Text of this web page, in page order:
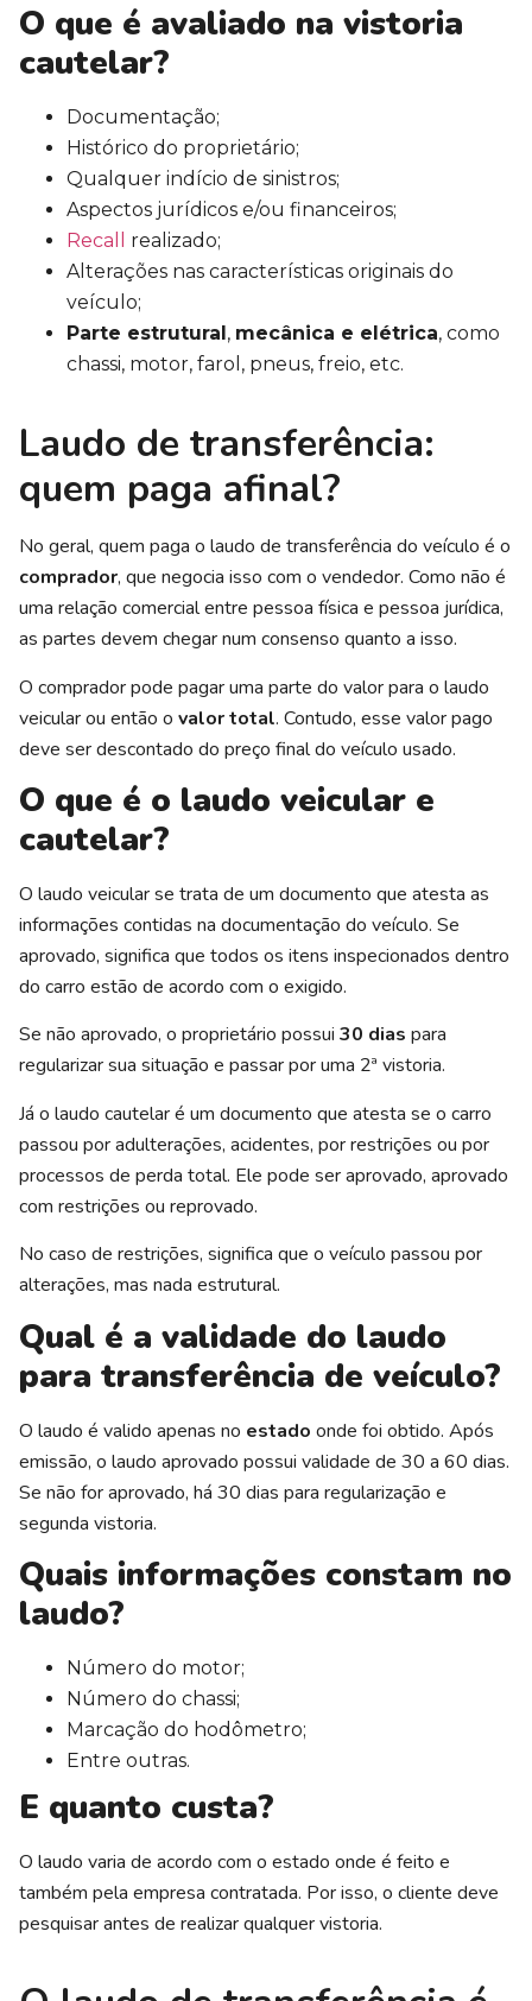
O que é avaliado na vistoria
cautelar?
Documentação;
Histórico do proprietário;
Qualquer indício de sinistros;
Aspectos jurídicos e/ou financeiros;
Recall
realizado;
Alterações nas características originais do
veículo;
Parte estrutural , mecânica e elétrica, como
chassi, motor, farol, pneus, freio, etc.
Laudo de transferência:
quem paga afinal?
No geral, quem paga o laudo de transferência do veículo é o
comprador, que negocia isso com o vendedor. Como não é
uma relação comercial entre pessoa física e pessoa jurídica,
as partes devem chegar num consenso quanto a isso.
O comprador pode pagar uma parte do valor para o laudo
veicular ou então o valor total. Contudo, esse valor pago
deve ser descontado do preço final do veículo usado.
O que é o laudo veicular e
cautelar?
O laudo veicular se trata de um documento que atesta as
informações contidas na documentação do veículo. Se
aprovado, significa que todos os itens inspecionados dentro
do carro estão de acordo com o exigido.
Se não aprovado, o proprietário possui 30 dias para
regularizar sua situação e passar por uma 2ª vistoria.
Já o laudo cautelar é um documento que atesta se o carro
passou por adulterações, acidentes, por restrições ou por
processos de perda total. Ele pode ser aprovado, aprovado
com restrições ou reprovado.
No caso de restrições, significa que o veículo passou por
alterações, mas nada estrutural.
Qual é a validade do laudo
para transferência de veículo?
O laudo é valido apenas no estado onde foi obtido. Após
emissão, o laudo aprovado possui validade de 30 a 60 dias.
Se não for aprovado, há 30 dias para regularização e
segunda vistoria.
Quais informações constam no
laudo?
Número do motor;
Número do chassi;
Marcação do hodômetro;
Entre outras.
E quanto custa?
O laudo varia de acordo com o estado onde é feito e
também pela empresa contratada. Por isso, o cliente deve
pesquisar antes de realizar qualquer vistoria.